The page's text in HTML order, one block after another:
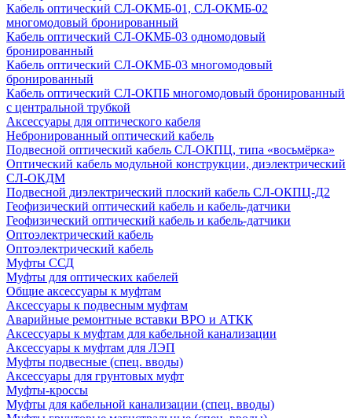
Кабель оптический СЛ-ОКМБ-01, СЛ-ОКМБ-02
многомодовый бронированный
Кабель оптический СЛ-ОКМБ-03 одномодовый
бронированный
Кабель оптический СЛ-ОКМБ-03 многомодовый
бронированный
Кабель оптический СЛ-ОКПБ многомодовый бронированный
с центральной трубкой
Аксессуары для оптического кабеля
Небронированный оптический кабель
Подвесной оптический кабель СЛ-ОКПЦ, типа «восьмёрка»
Оптический кабель модульной конструкции, диэлектрический
СЛ-ОКДМ
Подвесной диэлектрический плоский кабель СЛ-ОКПЦ-Д2
Геофизический оптический кабель и кабель-датчики
Геофизический оптический кабель и кабель-датчики
Оптоэлектрический кабель
Оптоэлектрический кабель
Муфты ССД
Муфты для оптических кабелей
Общие аксессуары к муфтам
Аксессуары к подвесным муфтам
Аварийные ремонтные вставки ВРО и АТКК
Аксессуары к муфтам для кабельной канализации
Аксессуары к муфтам для ЛЭП
Муфты подвесные (спец. вводы)
Аксессуары для грунтовых муфт
Муфты-кроссы
Муфты для кабельной канализации (спец. вводы)